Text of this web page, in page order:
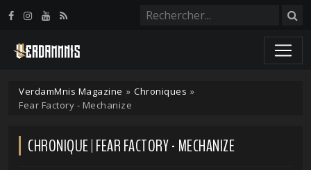
VerdamMnis Magazine » Chroniques »
Fear Factory - Mechanize
CHRONIQUE | FEAR FACTORY - MECHANIZE
Panneau de gestion des cookies